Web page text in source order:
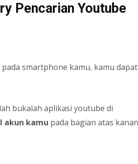
Pencarian Youtube
smartphone kamu, kamu dapat
bukalah aplikasi youtube di
akun kamu pada bagian atas